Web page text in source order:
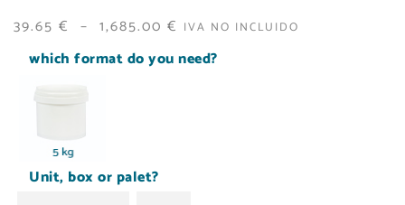
39.65 € – 1,685.00 € IVA NO INCLUIDO
which format do you need?
Unit, box or palet?